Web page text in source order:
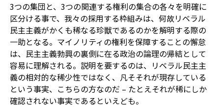
3つの集団と、3つの関連する権利の集合の各々を明確に
区分ける事で、我々の採用する枠組みは、何故リベラル
民主主義がかくも稀なる珍獣であるのかを解明する際の
一助となる。マイノリティの権利を保障することの懈怠
は、民主主義勃興の裏側に在る政治の論理の帰結として
容易に理解される。説明を要するのは、リベラル民主主
義の相対的な稀少性ではなく、凡そそれが現存している
という事実、こちらの方なのだ – たとえそれが稀にしか
確認されない事実であるといえども。